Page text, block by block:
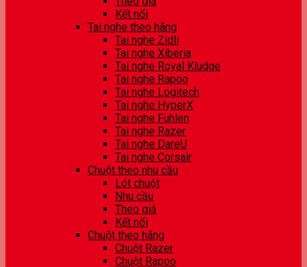
Kết nối
Tai nghe theo hãng
Tai nghe Zidli
Tai nghe Xiberia
Tai nghe Royal Kludge
Tai nghe Rapoo
Tai nghe Logitech
Tai nghe HyperX
Tai nghe Fuhlen
Tai nghe Razer
Tai nghe DareU
Tai nghe Corsair
Chuột theo nhu cầu
Lót chuột
Nhu cầu
Theo giá
Kết nối
Chuột theo hãng
Chuột Razer
Chuột Rapoo